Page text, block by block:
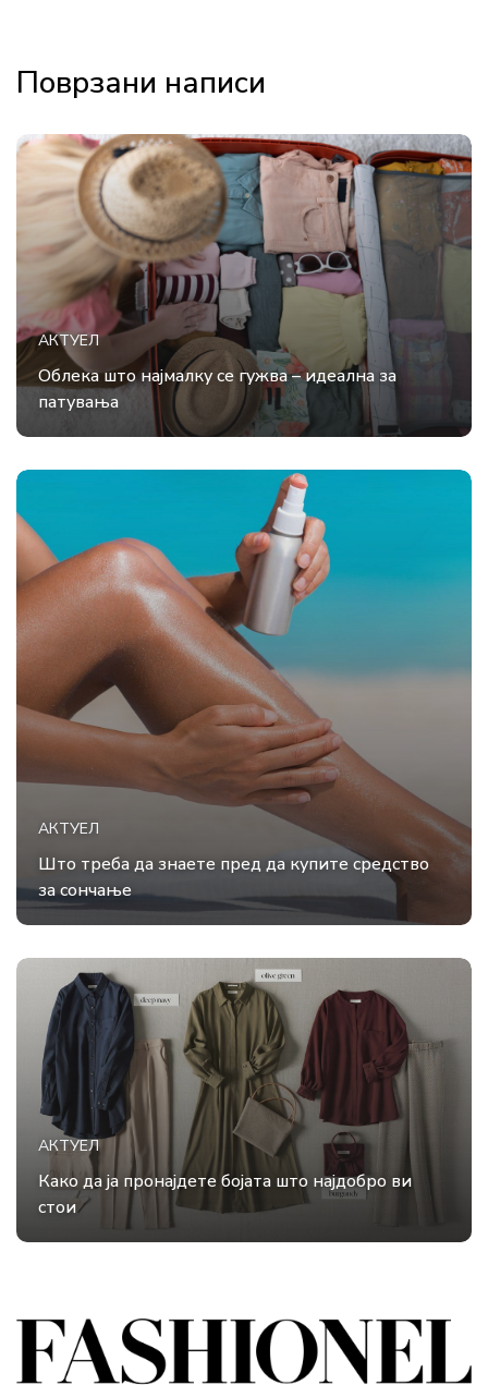
Поврзани написи
АКТУЕЛ
Облека што најмалку се гужва – идеална за
патувања
АКТУЕЛ
Што треба да знаете пред да купите средство
за сончање
АКТУЕЛ
Како да ја пронајдете бојата што најдобро ви
стои